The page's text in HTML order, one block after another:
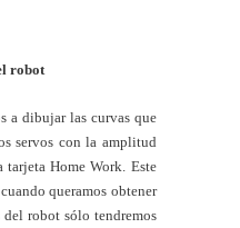
robot
a dibujar las curvas que
servos con la amplitud
tarjeta Home Work. Este
queramos obtener
del robot sólo tendremos